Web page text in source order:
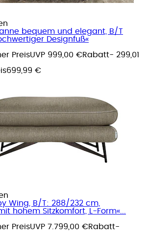
bequem und elegant, B/T
Designfuß«
PreisUVP 999,00 €Rabatt- 299,01
699,99 €
Wing, B/T: 288/232 cm,
hohem Sitzkomfort, L-Form«...
PreisUVP 7.799,00 €Rabatt-